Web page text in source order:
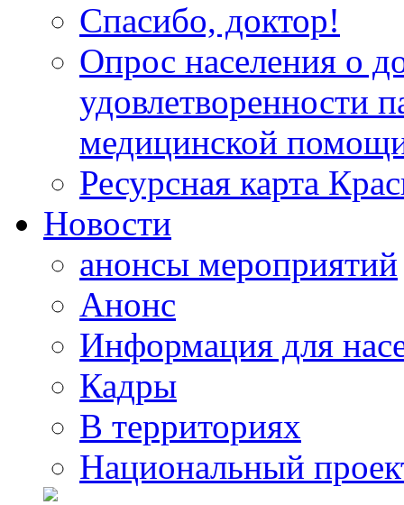
Спасибо, доктор!
Опрос населения о
удовлетворенности
медицинской
Ресурсная карта
Новости
анонсы мероприятий
Анонс
Информация для
Кадры
В территориях
Национальный